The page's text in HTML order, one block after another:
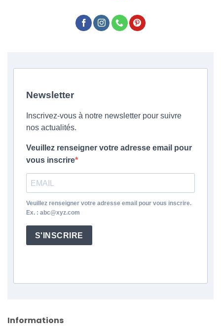
Informations
Newsletter
Inscrivez-vous à notre newsletter pour suivre
nos actualités.
Veuillez renseigner votre adresse email pour
vous inscrire
Veuillez renseigner votre adresse email pour vous inscrire.
Ex. : abc@xyz.com
S'INSCRIRE